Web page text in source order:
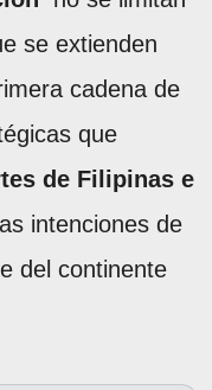
se extienden
cadena de
que
de Filipinas e
intenciones de
del continente